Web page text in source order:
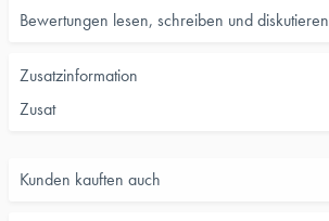
Bewertungen lesen, schreiben und
Zusatzinformation
Zusat
Kunden kauften auch